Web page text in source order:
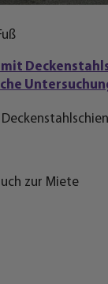
zur Miete